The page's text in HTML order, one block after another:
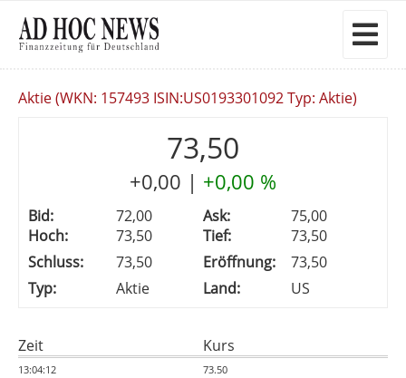
Aktie (WKN: 157493 ISIN:US0193301092 Typ: Aktie)
73,50
+0,00 | +0,00 %
Bid: 72,00 Ask:
75,00
Hoch:
73,50 Tief:
73,50
Schluss:
73,50 Eröffnung:
73,50
Typ:
Aktie Land: US
Zeit Kurs
13:04:12
73.50